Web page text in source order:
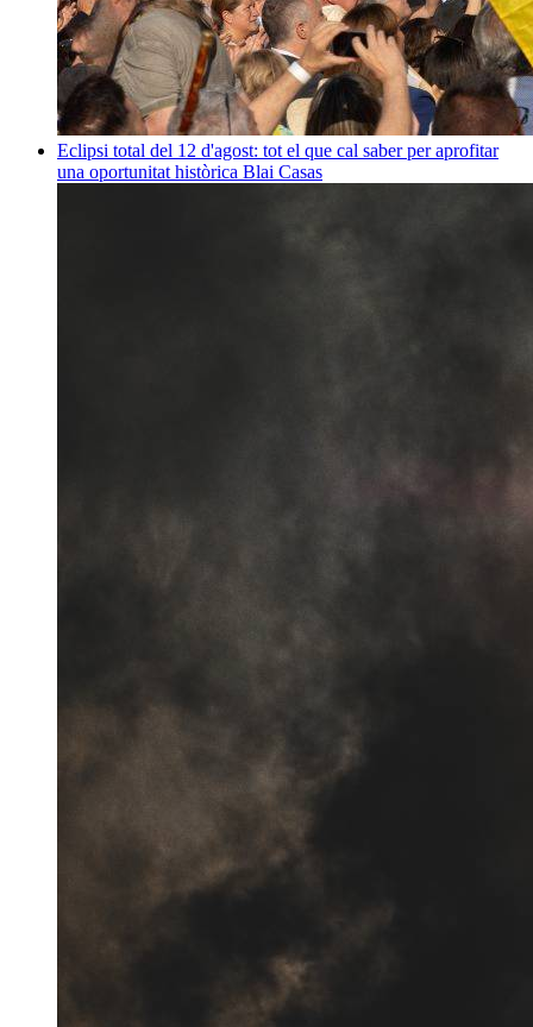
Eclipsi total del 12 d'agost: tot el que cal saber per aprofitar
una oportunitat històrica Blai Casas